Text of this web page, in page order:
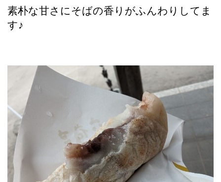
素朴な甘さにそばの香りがふんわりしてま
す♪